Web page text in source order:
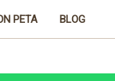
PETA BLOG